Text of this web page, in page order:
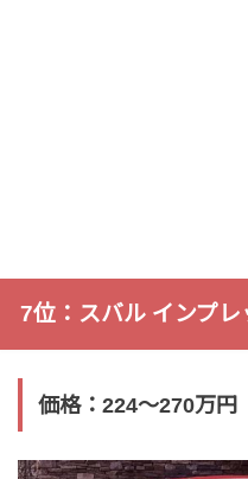
7位：スバル インプレ
価格：224〜270万円